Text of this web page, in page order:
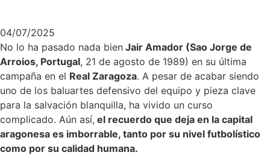
04/07/2025
No lo ha pasado nada bien Jair Amador (Sao Jorge de
Arroios, Portugal, 21 de agosto de 1989) en su última
campaña en el Real Zaragoza. A pesar de acabar siendo
uno de los baluartes defensivo del equipo y pieza clave
para la salvación blanquilla, ha vivido un curso
complicado. Aún así, el recuerdo que deja en la capital
aragonesa es imborrable, tanto por su nivel futbolístico
como por su calidad humana.